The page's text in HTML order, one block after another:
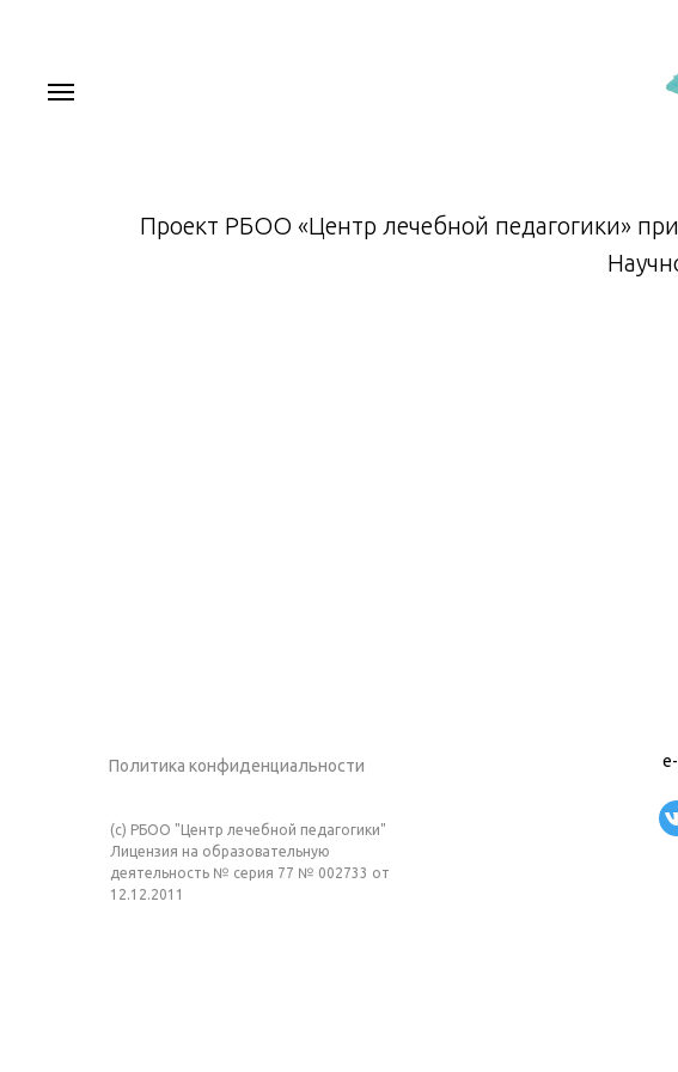
Проект РБОО «Центр лечебной педагогики»
Политика конфиденциальности
(c) РБОО "Центр лечебной педагогики"
Лицензия на образовательную
деятельность № серия 77 № 002733 от
12.12.2011